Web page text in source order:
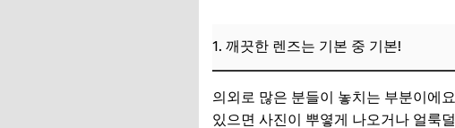
1. 깨끗한 렌즈는 기본 중 기본!
의외로 많은 분들이 놓치는 부분이에
있으면 사진이 뿌옇게 나오거나 얼룩